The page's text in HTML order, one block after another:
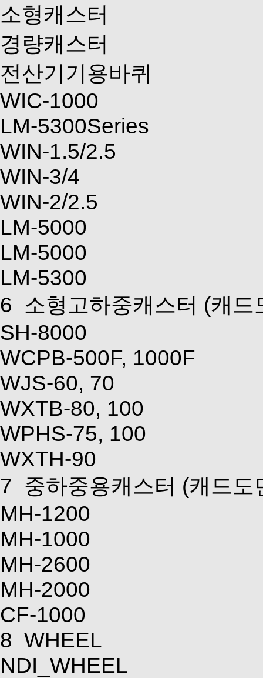
소형캐스터
경량캐스터
전산기기용바퀴
WIC-1000
LM-5300Series
WIN-1.5/2.5
WIN-3/4
WIN-2/2.5
LM-5000
LM-5000
LM-5300
6 소형고하중캐스터 (캐드
SH-8000
WCPB-500F, 1000F
WJS-60, 70
WXTB-80, 100
WPHS-75, 100
WXTH-90
7 중하중용캐스터 (캐드도
MH-1200
MH-1000
MH-2600
MH-2000
CF-1000
8 WHEEL
NDI_WHEEL